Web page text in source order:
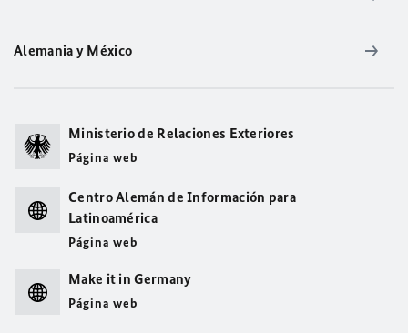
Alemania y México
Ministerio de Relaciones Exteriores
Página web
Centro Alemán de Información para
Latinoamérica
Página web
Make it in Germany
Página web